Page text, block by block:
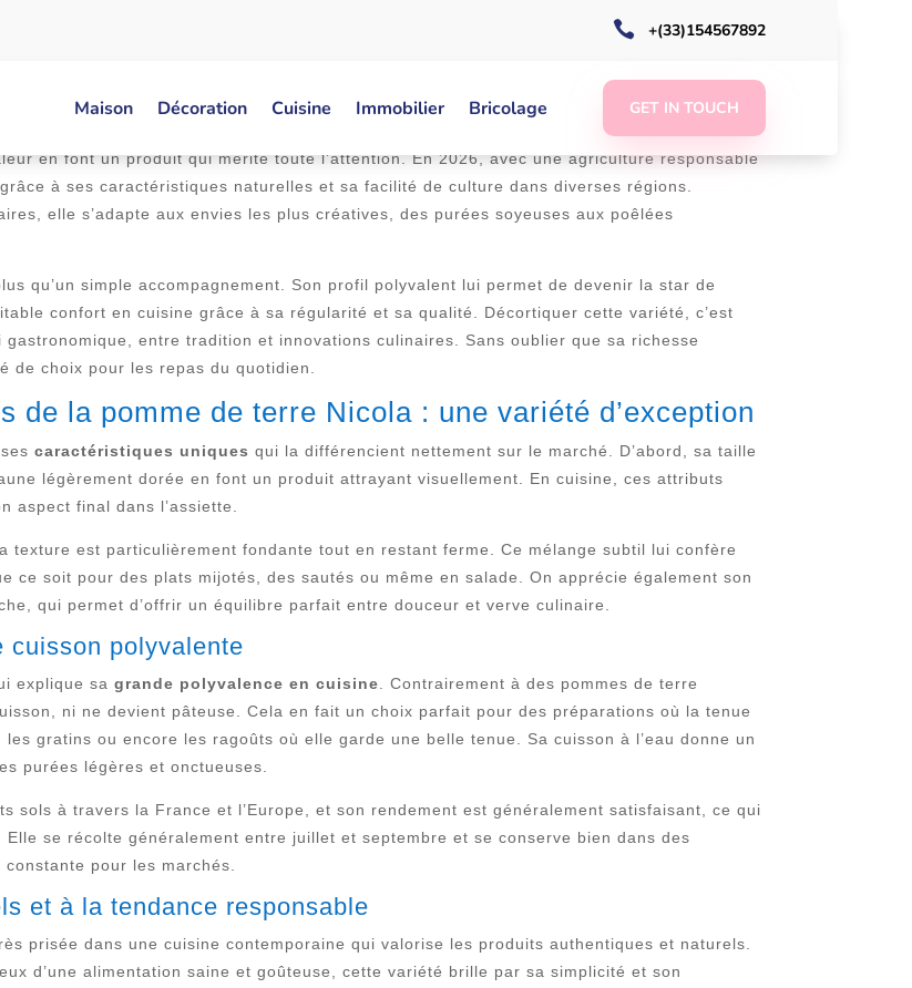
 +(33)154567892
Maison Décoration Cuisine Immobilier Bricolage GET IN TOUCH
incontournable dans les cuisines modernes, se distinguant par ses qualités gustatives et sa
unique, séduira aussi bien les chefs que les passionnés de cuisine à domicile. Sa texture
en font un produit qui mérite toute l’attention. En 2026, avec une agriculture responsable
à ses caractéristiques naturelles et sa facilité de culture dans diverses régions.
elle s’adapte aux envies les plus créatives, des purées soyeuses aux poêlées
qu’un simple accompagnement. Son profil polyvalent lui permet de devenir la star de
confort en cuisine grâce à sa régularité et sa qualité. Décortiquer cette variété, c’est
entre tradition et innovations culinaires. Sans oublier que sa richesse
choix pour les repas du quotidien.
de la pomme de terre Nicola : une variété d’exception
sescaractéristiques uniques qui la différencient nettement sur le marché. D’abord, sa taille
légèrement dorée en font un produit attrayant visuellement. En cuisine, ces attributs
aspect final dans l’assiette.
texture est particulièrement fondante tout en restant ferme. Ce mélange subtil lui confère
ce soit pour des plats mijotés, des sautés ou même en salade. On apprécie également son
qui permet d’offrir un équilibre parfait entre douceur et verve culinaire.
cuisson polyvalente
explique sagrande polyvalence en cuisine . Contrairement à des pommes de terre
ni ne devient pâteuse. Cela en fait un choix parfait pour des préparations où la tenue
gratins ou encore les ragoûts où elle garde une belle tenue. Sa cuisson à l’eau donne un
purées légères et onctueuses.
sols à travers la France et l’Europe, et son rendement est généralement satisfaisant, ce qui
se récolte généralement entre juillet et septembre et se conserve bien dans des
pour les marchés.
et à la tendance responsable
prisée dans une cuisine contemporaine qui valorise les produits authentiques et naturels.
d’une alimentation saine et goûteuse, cette variété brille par sa simplicité et son